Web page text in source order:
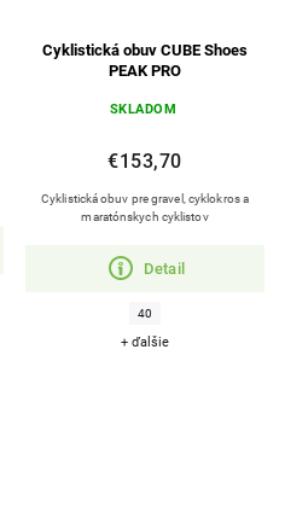
Cyklistická obuv CUBE Shoes
PEAK PRO
SKLADOM
€153,70
Detail
Cyklistická obuv pre gravel, cyklokros a
maratónskych cyklistov
40
+ ďalšie